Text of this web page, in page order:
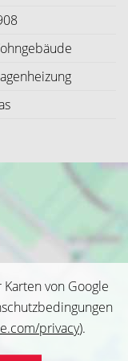
von Google
privacy).